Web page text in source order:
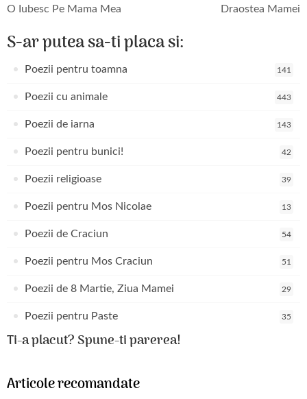
O Iubesc Pe Mama Mea Draostea Mamei
S-ar putea sa-ti placa si:
Poezii pentru toamna 141
Poezii cu animale 443
Poezii de iarna 143
Poezii pentru bunici! 42
Poezii religioase 39
Poezii pentru Mos Nicolae 13
Poezii de Craciun 54
Poezii pentru Mos Craciun 51
Poezii de 8 Martie, Ziua Mamei 29
Poezii pentru Paste 35
Ti-a placut? Spune-ti parerea!
Articole recomandate